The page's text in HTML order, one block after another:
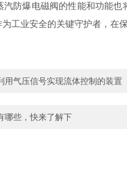
防爆电磁阀的性能和功能
工业安全的关键守护者，
用气压信号实现流体控制的装置
哪些，快来了解下